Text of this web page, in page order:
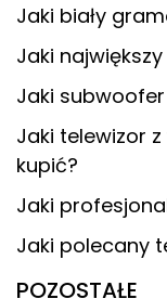
Jaki biały
Jaki
Jaki
Jaki telewizor
kupić?
Jaki
Jaki polecany
POZOSTAŁE